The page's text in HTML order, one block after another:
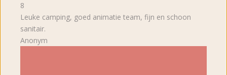
8
Leuke camping, goed animatie team, fijn en schoon
sanitair.
Anonym